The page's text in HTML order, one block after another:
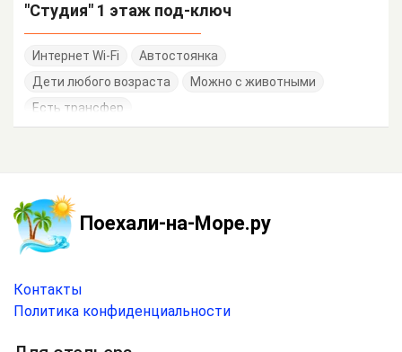
"Студия" 1 этаж под-ключ
Интернет Wi-Fi
Автостоянка
Дети любого возраста
Можно с животными
Есть трансфер
Поехали-на-Море.ру
Контакты
Политика конфиденциальности